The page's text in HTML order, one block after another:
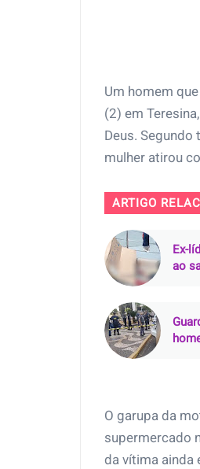
Um homem
(2) em
Deus.
mulher atirou
ARTIGO
Ex-
ao
O garupa da
supermercado
da vítima ainda